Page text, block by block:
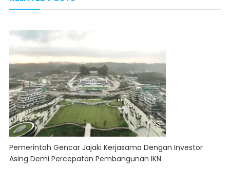
Pemerintah Gencar Jajaki Kerjasama Dengan Investor
Asing Demi Percepatan Pembangunan IKN